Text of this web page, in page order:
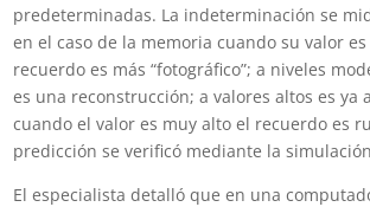
predeterminadas. La indeterminación se
en el caso de la memoria cuando su valor
recuerdo es más “fotográfico”; a niveles
es una reconstrucción; a valores altos es ya
cuando el valor es muy alto el recuerdo es
predicción se verificó mediante la
El especialista detalló que en una